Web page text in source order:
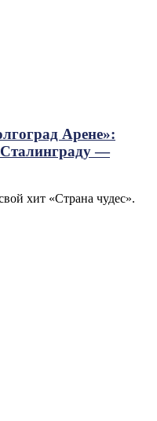
Арене»:
Сталинграду —
хит «Страна чудес».